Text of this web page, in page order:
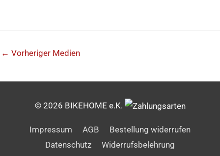
← Vorheriger Medien
© 2026 BIKEHOME e.K.
Impressum AGB
Bestellung widerrufen
Datenschutz
Widerrufsbelehrung